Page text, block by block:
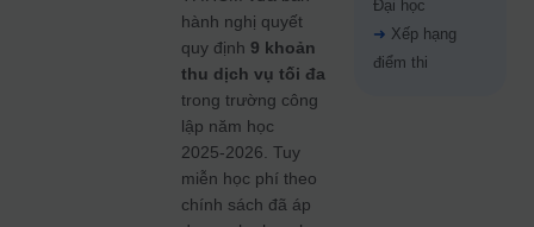
hành nghị quyết
quy định 9 khoản
thu dịch vụ tối đa
trong trường công
lập năm học
2025‑2026. Tuy
miễn học phí theo
chính sách đã áp
Đại học
➜ Xếp hạng
điểm thi